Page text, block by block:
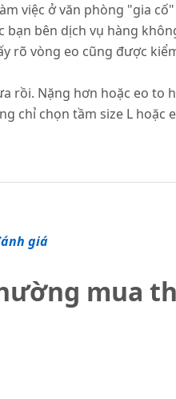
việc ở văn phòng "gia
bạn bên dịch vụ hàng
rõ vòng eo cũng được
rồi. Nặng hơn hoặc eo to
chọn tầm size L hoặc
giá
mua